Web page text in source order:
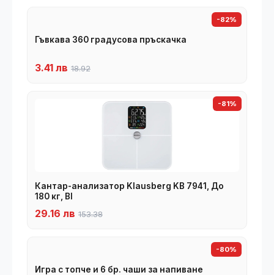
-82%
Гъвкава 360 градусова пръскачка
3.41 лв 18.92
-81%
Кантар-анализатор Klausberg KB 7941, До
180 кг, BI
29.16 лв 153.38
-80%
Игра с топче и 6 бр. чаши за напиване